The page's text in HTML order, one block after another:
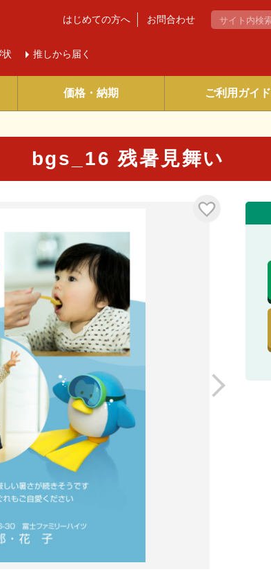
推しから届く
はじめての方へ お問合わせ
価格・納期 ご利用ガイド
bgs_16 残暑見舞い